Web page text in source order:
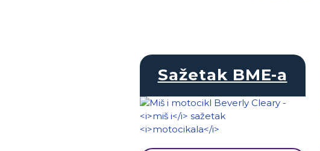
Sažetak BME-a